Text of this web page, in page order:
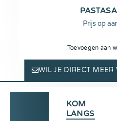
Prijs op
Toevoegen aan
WIL JE DIRECT MEER
KOM
LANGS